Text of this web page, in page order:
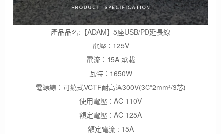
產品品名:【ADAM】5座USB/PD延長線
電壓：125V
電流：15A 承載
瓦特：1650W
電源線：可繞式VCTF耐高溫300V(3C*2mm²/3芯)
使用電壓：AC 110V
額定電壓：AC 125A
額定電流 : 15A